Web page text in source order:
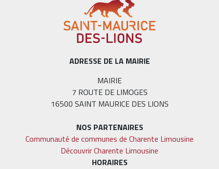
ADRESSE DE LA MAIRIE
MAIRIE
7 ROUTE DE LIMOGES
16500 SAINT MAURICE DES LIONS
NOS PARTENAIRES
Communauté de communes de Charente Limousine
Découvrir Charente Limousine
HORAIRES